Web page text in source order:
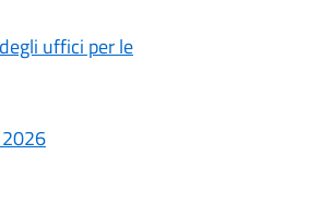
uffici per le